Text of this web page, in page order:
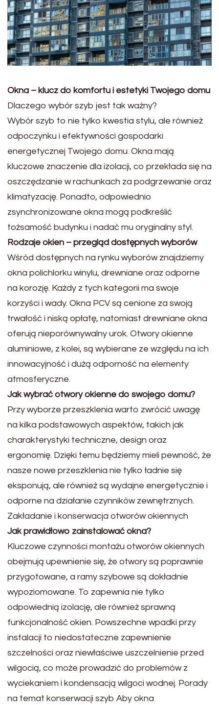
Okna – klucz do komfortu i estetyki Twojego domu
Dlaczego wybór szyb jest tak ważny?
Wybór szyb to nie tylko kwestia stylu, ale również
odpoczynku i efektywności gospodarki
energetycznej Twojego domu. Okna mają
kluczowe znaczenie dla izolacji, co przekłada się na
oszczędzanie w rachunkach za podgrzewanie oraz
klimatyzację. Ponadto, odpowiednio
zsynchronizowane okna mogą podkreślić
tożsamość budynku i nadać mu oryginalny styl.
Rodzaje okien – przegląd dostępnych wyborów
Wśród dostępnych na rynku wyborów znajdziemy
okna polichlorku winylu, drewniane oraz odporne
na korozję. Każdy z tych kategorii ma swoje
korzyści i wady. Okna PCV są cenione za swoją
trwałość i niską opłatę, natomiast drewniane okna
oferują nieporównywalny urok. Otwory okienne
aluminiowe, z kolei, są wybierane ze względu na ich
innowacyjność i dużą odporność na elementy
atmosferyczne.
Jak wybrać otwory okienne do swojego domu?
Przy wyborze przeszklenia warto zwrócić uwagę
na kilka podstawowych aspektów, takich jak
charakterystyki techniczne, design oraz
ergonomię. Dzięki temu będziemy mieli pewność, że
nasze nowe przeszklenia nie tylko ładnie się
eksponują, ale również są wydajne energetycznie i
odporne na działanie czynników zewnętrznych.
Zakładanie i konserwacja otworów okiennych
Jak prawidłowo zainstalować okna?
Kluczowe czynności montażu otworów okiennych
obejmują upewnienie się, że otwory są poprawnie
przygotowane, a ramy szybowe są dokładnie
wypoziomowane. To zapewnia nie tylko
odpowiednią izolację, ale również sprawną
funkcjonalność okien. Powszechne wpadki przy
instalacji to niedostateczne zapewnienie
szczelności oraz niewłaściwe uszczelnienie przed
wilgocią, co może prowadzić do problemów z
wyciekaniem i kondensacją wilgoci wodnej. Porady
na temat konserwacji szyb Aby okna